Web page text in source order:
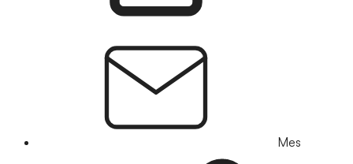
Mes